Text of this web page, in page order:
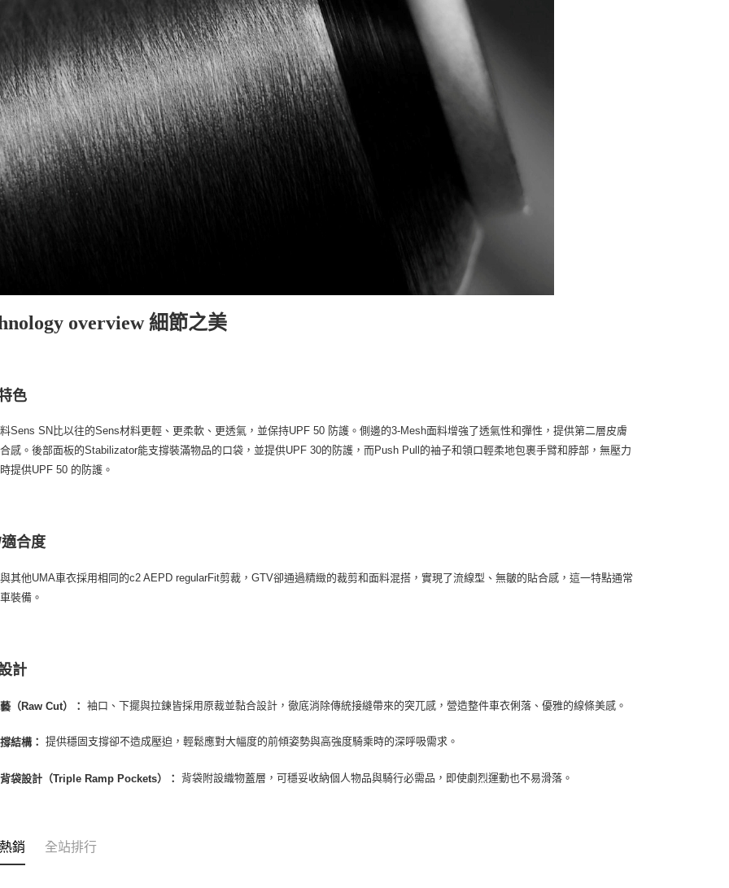
overview 細節之美
色
Sens SN比以往的Sens材料更輕、更柔軟、更透氣，並保持UPF 50 防護。側邊的3-Mesh面料增強了透氣性和彈性，提供第二層皮膚
感。後部面板的Stabilizator能支撐裝滿物品的口袋，並提供UPF 30的防護，而Push Pull的袖子和領口輕柔地包裹手臂和脖部，無壓力
提供UPF 50 的防護。
合度
其他UMA車衣採用相同的c2 AEPD regularFit剪裁，GTV卻通過精緻的裁剪和面料混搭，實現了流線型、無皺的貼合感，這一特點通常
裝備。
計
（Raw Cut）： 袖口、下擺與拉鍊皆採用原裁並黏合設計，徹底消除傳統接縫帶來的突兀感，營造整件車衣俐落、優雅的線條美感。
結構： 提供穩固支撐卻不造成壓迫，輕鬆應對大幅度的前傾姿勢與高強度騎乘時的深呼吸需求。
袋設計（Triple Ramp Pockets）： 背袋附設織物蓋層，可穩妥收納個人物品與騎行必需品，即使劇烈運動也不易滑落。
銷 全站排行